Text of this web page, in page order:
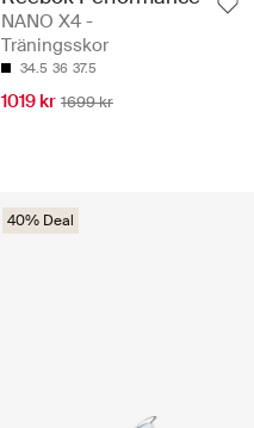
NANO X4 -
Träningsskor
34.5 36 37.5
1019 kr 1699 kr
40% Deal